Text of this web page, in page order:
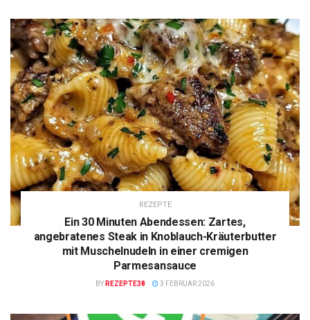
REZEPTE
Ein 30 Minuten Abendessen: Zartes,
angebratenes Steak in Knoblauch-Kräuterbutter
mit Muschelnudeln in einer cremigen
Parmesansauce
BY REZEPTE38 3 FEBRUAR 2026